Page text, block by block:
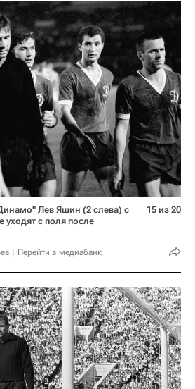
Лев Яшин (2 слева) с
с поля после
Перейти в медиабанк
15 из 20